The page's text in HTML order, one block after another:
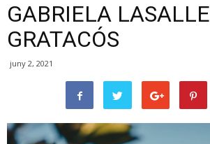
GABRIELA LASALLE
GRATACÓS
juny 2, 2021